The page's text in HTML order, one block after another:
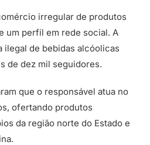
irregular de produtos
um perfil em rede social. A
ilegal de bebidas alcóolicas
de dez mil seguidores.
que o responsável atua no
ofertando produtos
da região norte do Estado e